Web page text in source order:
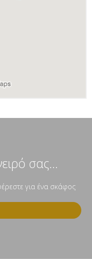
σας...
για ένα σκάφος